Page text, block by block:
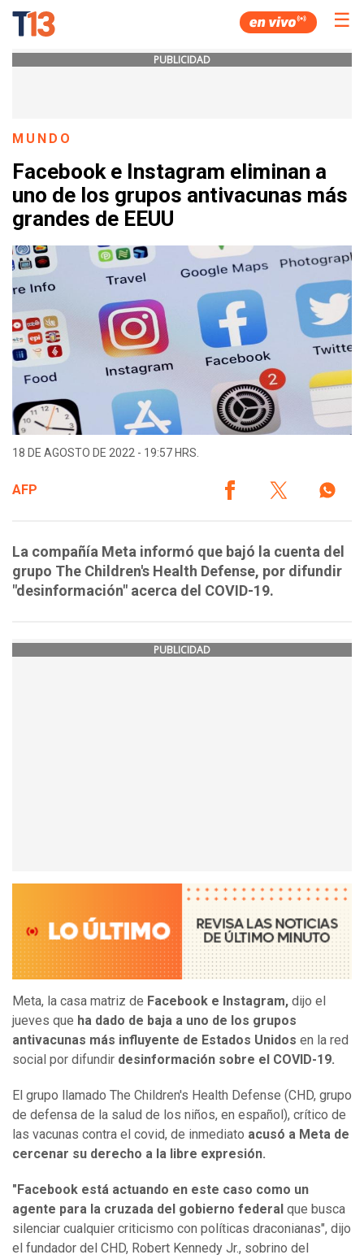
☰
PUBLICIDAD
MUNDO
Facebook e Instagram eliminan a
uno de los grupos antivacunas más
grandes de EEUU
18 DE AGOSTO DE 2022 - 19:57 HRS.
AFP
La compañía Meta informó que bajó la cuenta del
grupo The Children's Health Defense, por difundir
"desinformación" acerca del COVID-19.
PUBLICIDAD
Meta, la casa matriz de Facebook e Instagram, dijo el
jueves que ha dado de baja a uno de los grupos
antivacunas más influyente de Estados Unidos en la red
social por difundir desinformación sobre el COVID-19.
El grupo llamado The Children's Health Defense (CHD, grupo
de defensa de la salud de los niños, en español), crítico de
las vacunas contra el covid, de inmediato acusó a Meta de
cercenar su derecho a la libre expresión.
"Facebook está actuando en este caso como un
agente para la cruzada del gobierno federal que busca
silenciar cualquier criticismo con políticas draconianas", dijo
el fundador del CHD, Robert Kennedy Jr., sobrino del